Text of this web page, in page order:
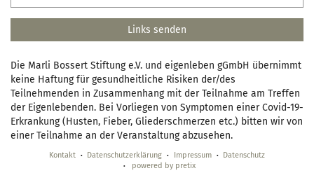
Links senden
Die Marli Bossert Stiftung e.V. und eigenleben gGmbH übernimmt
keine Haftung für gesundheitliche Risiken der/des
Teilnehmenden in Zusammenhang mit der Teilnahme am Treffen
der Eigenlebenden. Bei Vorliegen von Symptomen einer Covid-19-
Erkrankung (Husten, Fieber, Gliederschmerzen etc.) bitten wir von
einer Teilnahme an der Veranstaltung abzusehen.
Kontakt Datenschutzerklärung Impressum
Datenschutz
powered by pretix